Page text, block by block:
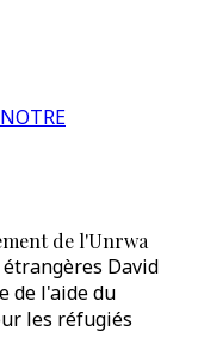
NOTRE
de l'Unrwa
David
de l'aide du
les réfugiés